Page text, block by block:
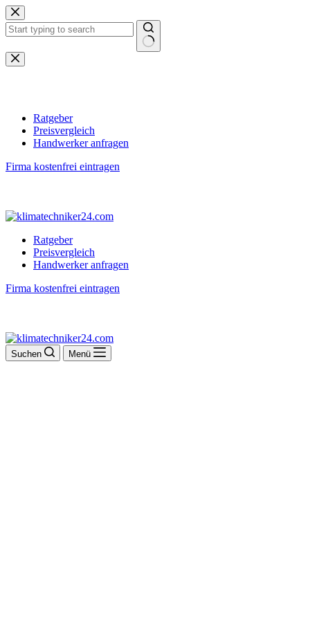
Zum
Inhalt
springen
Keine
Ergebnisse
Ratgeber
Preisvergleich
Handwerker anfragen
Firma kostenfrei eintragen
Ratgeber
Preisvergleich
Handwerker anfragen
Firma kostenfrei eintragen
Suchen Menü